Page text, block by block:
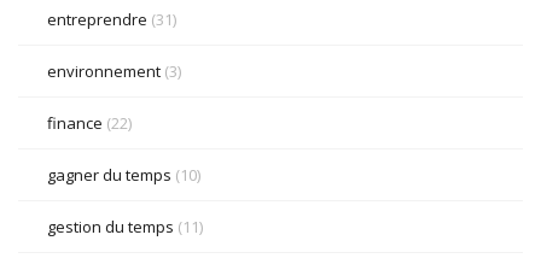
entreprendre (31)
environnement (3)
finance (22)
gagner du temps (10)
gestion du temps (11)